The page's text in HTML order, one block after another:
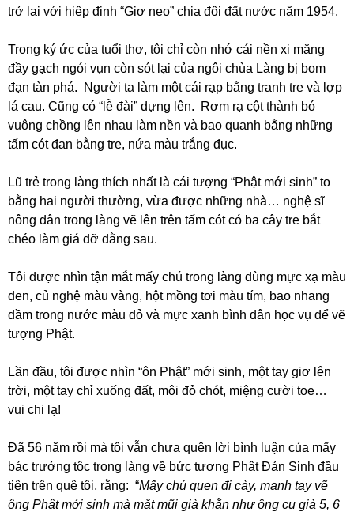
trở lại với hiệp định “Giơ neo” chia đôi đất nước năm 1954.
Trong ký ức của tuổi thơ, tôi chỉ còn nhớ cái nền xi măng
đầy gạch ngói vụn còn sót lại của ngôi chùa Làng bị bom
đạn tàn phá. Người ta làm một cái rạp bằng tranh tre và lợp
lá cau. Cũng có “lễ đài” dựng lên. Rơm rạ cột thành bó
vuông chồng lên nhau làm nền và bao quanh bằng những
tấm cót đan bằng tre, nứa màu trắng đục.
Lũ trẻ trong làng thích nhất là cái tượng “Phật mới sinh” to
bằng hai người thường, vừa được những nhà… nghệ sĩ
nông dân trong làng vẽ lên trên tấm cót có ba cây tre bắt
chéo làm giá đỡ đằng sau.
Tôi được nhìn tận mắt mấy chú trong làng dùng mực xạ màu
đen, củ nghệ màu vàng, hột mồng tơi màu tím, bao nhang
dầm trong nước màu đỏ và mực xanh bình dân học vụ để vẽ
tượng Phật.
Lần đầu, tôi được nhìn “ôn Phật” mới sinh, một tay giơ lên
trời, một tay chỉ xuống đất, môi đỏ chót, miệng cười toe…
vui chi lạ!
Đã 56 năm rồi mà tôi vẫn chưa quên lời bình luận của mấy
bác trưởng tộc trong làng về bức tượng Phật Đản Sinh đầu
tiên trên quê tôi, rằng: “Mấy chú quen đi cày, mạnh tay vẽ
ông Phật mới sinh mà mặt mũi già khằn như ông cụ già 5, 6